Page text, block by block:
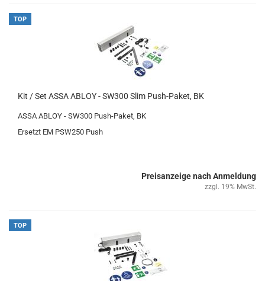
TOP
Kit / Set ASSA ABLOY - SW300 Slim Push-​Paket, BK
ASSA ABLOY - SW300 Push-​Paket, BK
Er­setzt EM PSW250 Push
Preisanzeige nach Anmeldung
zzgl. 19% MwSt.
TOP